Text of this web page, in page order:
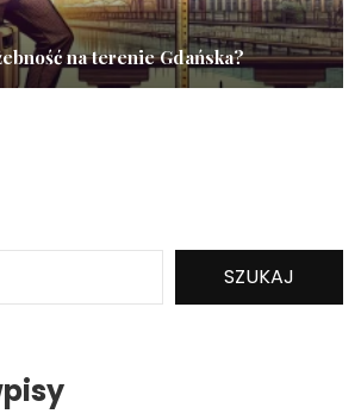
na terenie Gdańska?
SZUKAJ